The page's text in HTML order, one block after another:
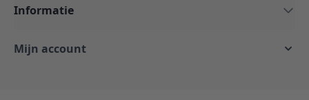
Informatie
Mijn account